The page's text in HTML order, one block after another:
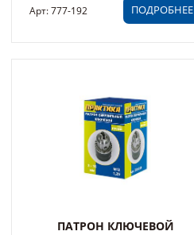
ПОДРОБНЕЕ
Арт: 777-192
ПАТРОН КЛЮЧЕВОЙ